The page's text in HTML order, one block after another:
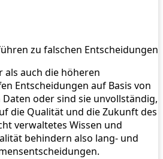
zu falschen Entscheidungen
auch die höheren
Entscheidungen auf Basis von
oder sind sie unvollständig,
die Qualität und die Zukunft des
verwaltetes Wissen und
behindern also lang- und